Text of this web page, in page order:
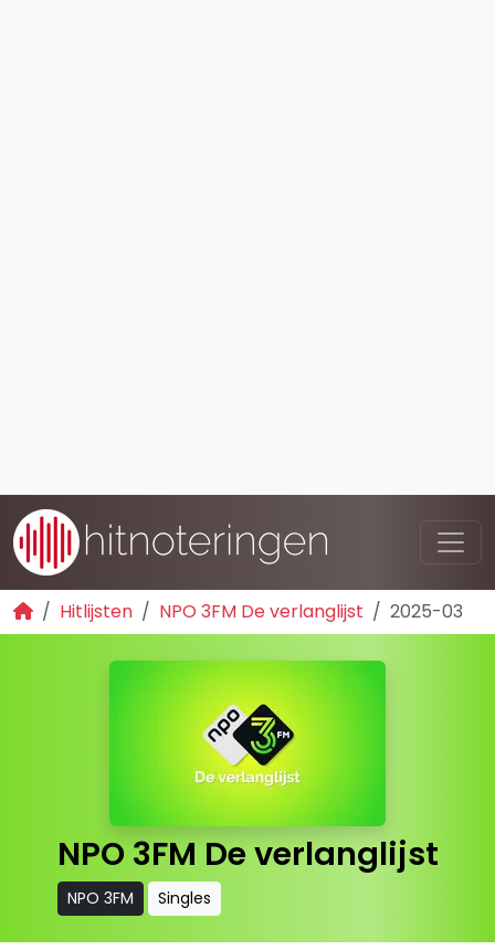
Hitlijsten NPO 3FM De verlanglijst 2025-03
NPO 3FM De verlanglijst
NPO 3FM Singles